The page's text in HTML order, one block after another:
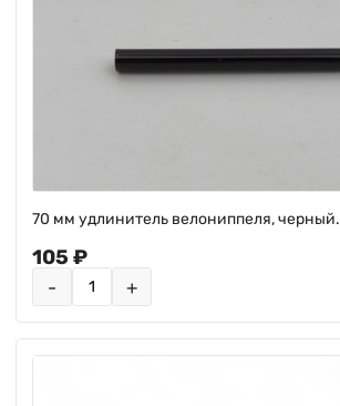
70 мм удлинитель велониппеля, черный.
105 ₽
- +